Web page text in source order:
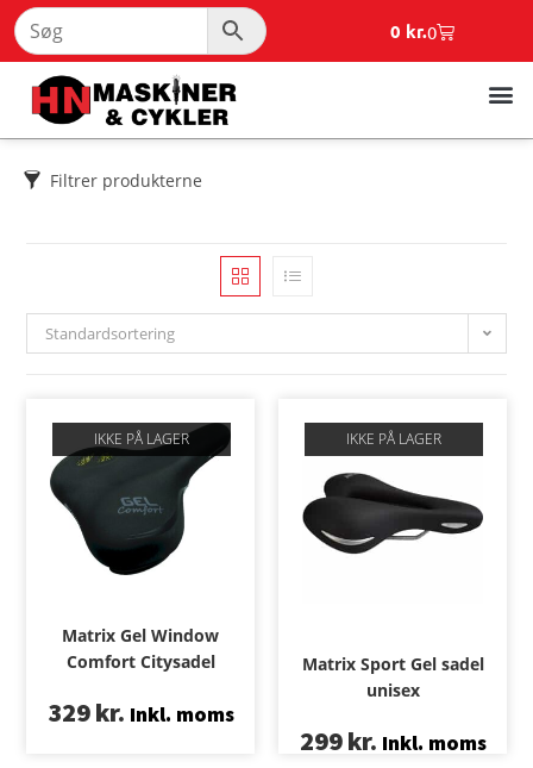
0 kr.0
Filtrer produkterne
Standardsortering
IKKE PÅ LAGER
Matrix Gel Window
Comfort Citysadel
329kr. Inkl. moms
IKKE PÅ LAGER
Matrix Sport Gel sadel
unisex
299kr. Inkl. moms